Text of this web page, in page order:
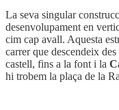
La seva singular
desenvolupament en
cim cap avall. Aquesta
carrer que descendeix
castell, fins a la font i la
hi trobem la plaça de la